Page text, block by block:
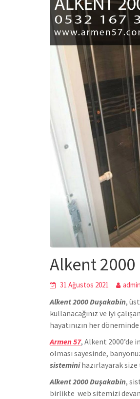
Alkent
31 Ağustos 2021 admin
Alkent 2000 Duşakabin,
kullanacağınız ve iyi
hayatınızın her
Armen 57, Alkent 2000’de
olması sayesinde,
sisteminihazırlayarak
Alkent 2000 Duşakabin,
birlikte web sitemizi